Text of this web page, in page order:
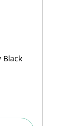
Black